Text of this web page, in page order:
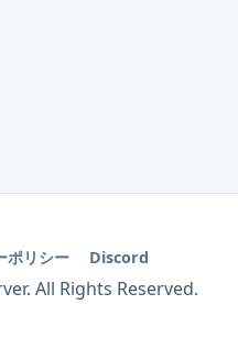
ポリシー Discord
All Rights Reserved.